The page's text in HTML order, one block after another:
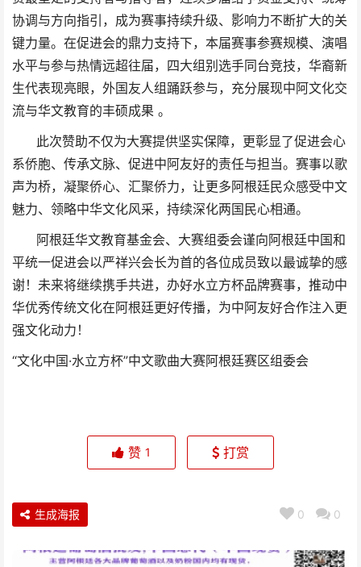
协调与方向指引，成为赛事持续升级、影响力不断扩大的关
键力量。在促进会的鼎力支持下，本届赛事参赛规模、演唱
水平与参与热情远超往届，四大组别选手同台竞技，华裔新
生代表现亮眼，外国友人组踊跃参与，充分展现中阿文化交
流与华文教育的丰硕成果 。
此次赞助不仅为大赛提供坚实保障，更彰显了促进会心
系侨胞、传承文脉、促进中阿友好的责任与担当。赛事以歌
声为桥，凝聚侨心、汇聚侨力，让更多阿根廷民众感受中文
魅力、领略中华文化风采，持续深化两国民心相通。
阿根廷华文教育基金会、大赛组委会谨向阿根廷中国和
平统一促进会以严祥兴会长为首的各位成员致以最诚挚的感
谢！未来将继续携手共进，办好水立方杯品牌赛事，推动中
华优秀传统文化在阿根廷更好传播，为中阿友好合作注入更
强文化动力！
“文化中国·水立方杯”中文歌曲大赛阿根廷赛区组委会
赞 1 打赏
0 0
生成海报